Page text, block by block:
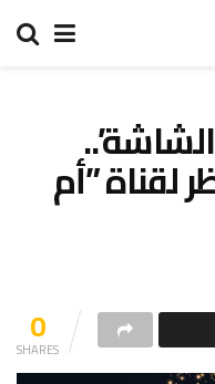
لقناة ”أم
0
SHARES